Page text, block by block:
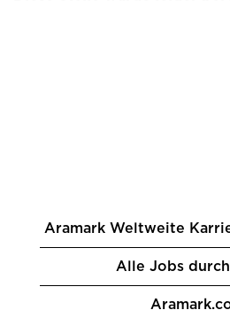
Aramark Weltweite
Alle Jobs